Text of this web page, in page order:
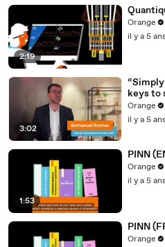
2:19
Orange
il y a 5
3:02
keys to
Orange
il y a 5
1:53
PINN
Orange
il y a 5
PINN
Orange